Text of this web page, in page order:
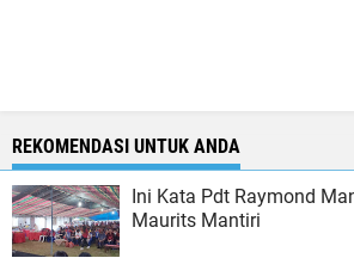
REKOMENDASI UNTUK ANDA
Ini Kata Pdt Raymond
Maurits Mantiri